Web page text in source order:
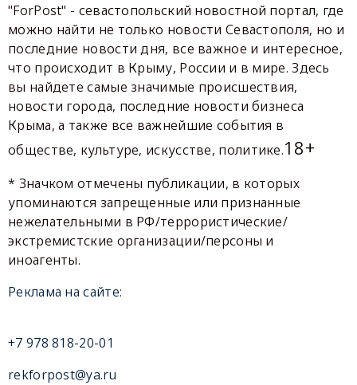
"ForPost" - севастопольский новостной портал, где
можно найти не только новости Севастополя, но и
последние новости дня, все важное и интересное,
что происходит в Крыму, России и в мире. Здесь
вы найдете самые значимые происшествия,
новости города, последние новости бизнеса
Крыма, а также все важнейшие события в
обществе, культуре, искусстве, политике.18+
* Значком отмечены публикации, в которых
упоминаются запрещенные или признанные
нежелательными в РФ/террористические/
экстремистские организации/персоны и
иноагенты.
Реклама на сайте:
+7 978 818-20-01
rekforpost@ya.ru